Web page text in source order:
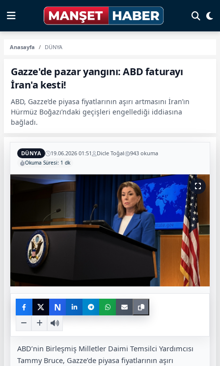
Anasayfa DÜNYA
Gazze'de pazar yangını: ABD faturayı
İran'a kesti!
ABD, Gazze’de piyasa fiyatlarının aşırı artmasını İran’ın
Hürmüz Boğazı’ndaki geçişleri engellediği iddiasına
bağladı.
DÜNYA 19.06.2026 01:51 Dicle Toğal 943 okuma
Okuma Süresi: 1 dk
N
ABD’nin Birleşmiş Milletler Daimi Temsilci Yardımcısı
Tammy Bruce, Gazze’de piyasa fiyatlarının aşırı